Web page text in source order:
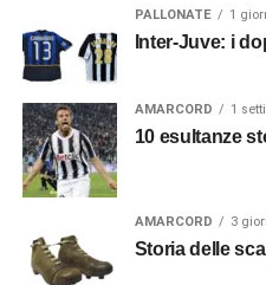
PALLONATE 1
Inter-Juve: i
AMARCORD 1
10 esultanze
AMARCORD 3
Storia delle